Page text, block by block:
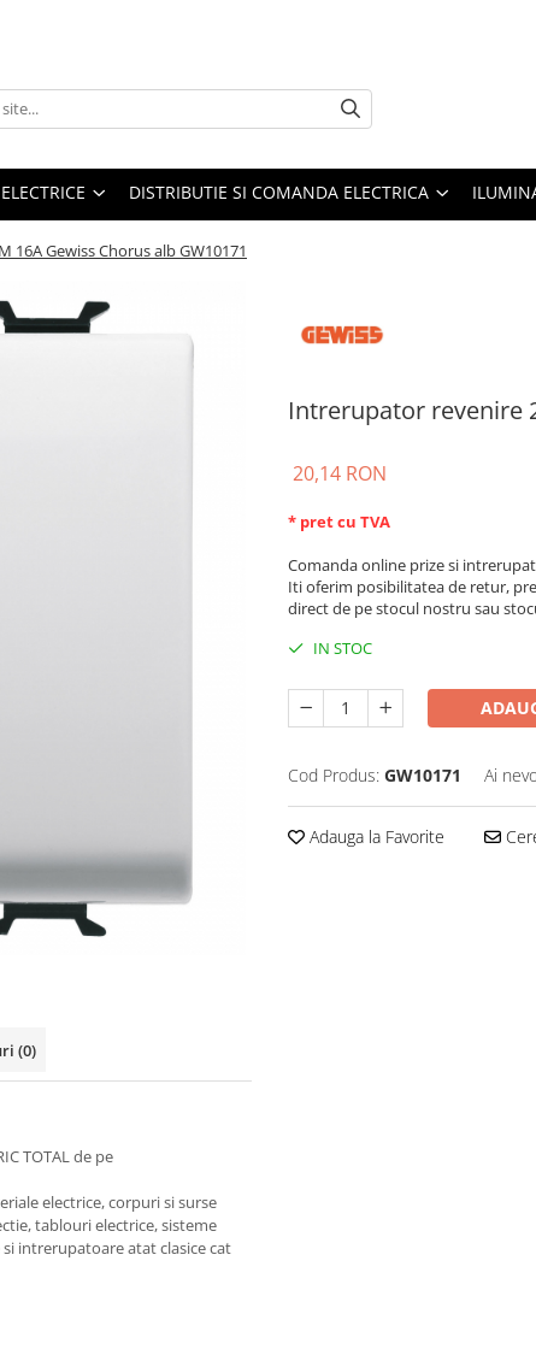
DISTRIBUTIE SI COMANDA ELECTRICA
Gewiss Chorus alb GW10171
Intrerupator revenire
20,14 RON
* pret cu TVA
Comanda online prize si
Iti oferim posibilitatea de retur,
direct de pe stocul nostru sau
IN STOC
Cod Produs: GW10171 Ai
Adauga la Favorite
(0)
TOTAL de pe
electrice, corpuri si surse
tablouri electrice, sisteme
intrerupatoare atat clasice cat